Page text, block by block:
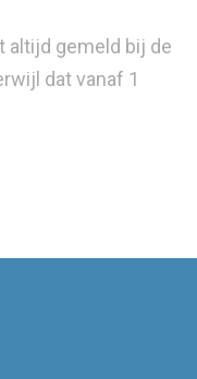
altijd gemeld bij de
dat vanaf 1